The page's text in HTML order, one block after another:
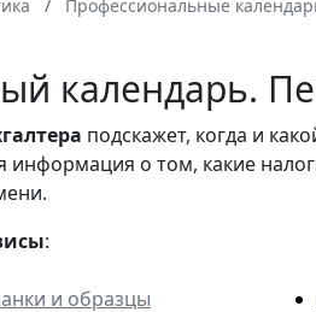
Профессиональные
календарь.
подскажет, когда и
информация о том, какие
:
и образцы